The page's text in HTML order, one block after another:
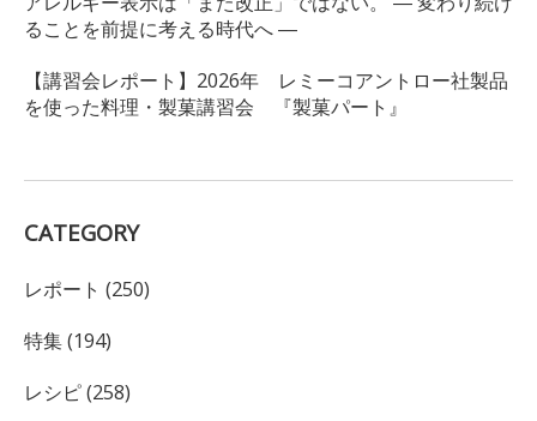
ることを前提に考える時代へ ―
【講習会レポート】2026年 レミーコアントロー社製品
を使った料理・製菓講習会 『製菓パート』
CATEGORY
レポート (250)
特集 (194)
レシピ (258)